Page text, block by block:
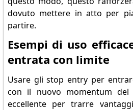
dovuto mettere in atto per
partire.
Esempi di uso
entrata con limite
Usare gli stop entry per
con il nuovo momentum
eccellente per trarre